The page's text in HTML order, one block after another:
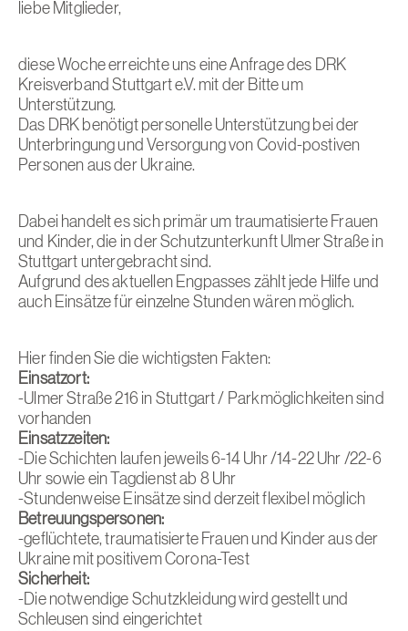
liebe Mitglieder,
diese Woche erreichte uns eine Anfrage des DRK
Kreisverband Stuttgart e.V. mit der Bitte um
Unterstützung.
Das DRK benötigt personelle Unterstützung bei der
Unterbringung und Versorgung von Covid-postiven
Personen aus der Ukraine.
Dabei handelt es sich primär um traumatisierte Frauen
und Kinder, die in der Schutzunterkunft Ulmer Straße in
Stuttgart untergebracht sind.
Aufgrund des aktuellen Engpasses zählt jede Hilfe und
auch Einsätze für einzelne Stunden wären möglich.
Hier finden Sie die wichtigsten Fakten:
Einsatzort:
-Ulmer Straße 216 in Stuttgart / Parkmöglichkeiten sind
vorhanden
Einsatzzeiten:
-Die Schichten laufen jeweils 6-14 Uhr /14-22 Uhr /22-6
Uhr sowie ein Tagdienst ab 8 Uhr
-Stundenweise Einsätze sind derzeit flexibel möglich
Betreuungspersonen:
-geflüchtete, traumatisierte Frauen und Kinder aus der
Ukraine mit positivem Corona-Test
Sicherheit:
-Die notwendige Schutzkleidung wird gestellt und
Schleusen sind eingerichtet